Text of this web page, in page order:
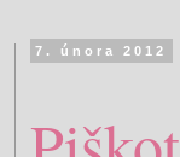
7. února 2012